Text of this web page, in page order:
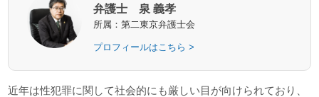
弁護士 泉 義孝
所属：第二東京弁護士会
プロフィールはこちら >
近年は性犯罪に関して社会的にも厳しい目が向けられており、